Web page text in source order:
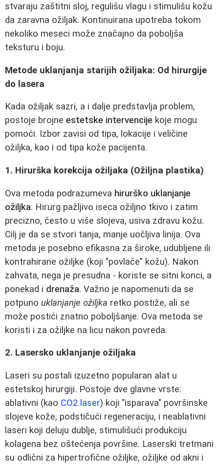
stvaraju zaštitni sloj, regulišu vlagu i stimulišu kožu
da zaravna ožiljak. Kontinuirana upotreba tokom
nekoliko meseci može značajno da poboljša
teksturu i boju.
Metode uklanjanja starijih ožiljaka: Od hirurgije
do lasera
Kada ožiljak sazri, a i dalje predstavlja problem,
postoje brojne estetske intervencije koje mogu
pomoći. Izbor zavisi od tipa, lokacije i veličine
ožiljka, kao i od tipa kože pacijenta.
1. Hirurška korekcija ožiljaka (Ožiljna plastika)
Ova metoda podrazumeva hirurško uklanjanje
ožiljka. Hirurg pažljivo iseca ožiljno tkivo i zatim
precizno, često u više slojeva, usiva zdravu kožu.
Cilj je da se stvori tanja, manje uočljiva linija. Ova
metoda je posebno efikasna za široke, udubljene ili
kontrahirane ožiljke (koji "povlače" kožu). Nakon
zahvata, nega je presudna - koriste se sitni konci, a
ponekad i drenaža. Važno je napomenuti da se
potpuno uklanjanje ožiljka retko postiže, ali se
može postići znatno poboljšanje. Ova metoda se
koristi i za ožiljke na licu nakon povreda.
2. Lasersko uklanjanje ožiljaka
Laseri su postali izuzetno popularan alat u
estetskoj hirurgiji. Postoje dve glavne vrste:
ablativni (kao CO2 laser) koji "isparava" površinske
slojeve kože, podstičući regeneraciju, i neablativni
laseri koji deluju dublje, stimulišući produkciju
kolagena bez oštećenja površine. Laserski tretmani
su odlični za hipertrofične ožiljke, ožiljke od akni i